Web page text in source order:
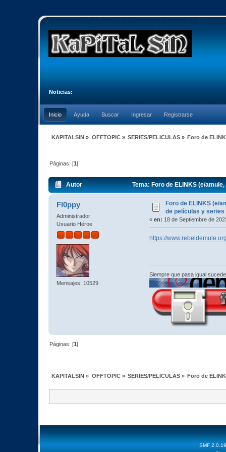
Noticias:
Inicio Ayuda Buscar Ingresar Registrarse
KAPITALSIN » OFFTOPIC» SERIES/PELICULAS» Foro de
Páginas: [1]
Autor Tema: Foro de ELINKS (e/
Fl0ppy
Administrador
Usuario Héroe
Mensajes: 10529
Foro de ELINKS (e/
de películas y series
« en: 18 de Septiembre de
https://
Siempre que pasa igual
Páginas: [1]
KAPITALSIN » OFFTOPIC» SERIES/PELICULAS» Foro de
SMF 2.0.19